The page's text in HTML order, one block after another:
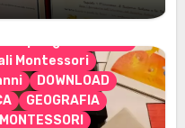
Montessori
DOWNLOAD
GEOGRAFIA